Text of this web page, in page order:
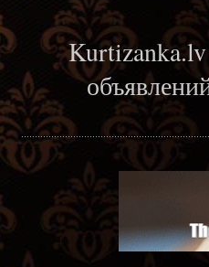
Kurtizanka.lv